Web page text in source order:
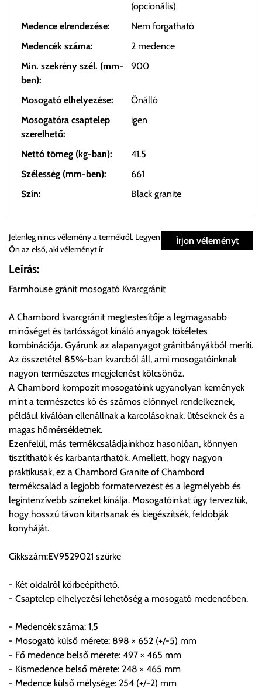
(opcionális)
Medence elrendezése:
Nem forgatható
Medencék száma:
2 medence
Min. szekrény szél. (mm-
ben):
900
Mosogató elhelyezése:
Önálló
Mosogatóra csaptelep
szerelhető:
igen
Nettó tömeg (kg-ban):
41.5
Szélesség (mm-ben):
661
Szín:
Black granite
Személyes átvétel:
Önnek lehetősége van rendelését a beérkezést követően
előre egyeztetett időpontban.
Cím:1133 Budapest, Váci út 100.
Szállítási díjak:
Az oldalunkon rendelés esetén, amennyiben szállítást is kér,
úgy esetenként több lehetőséget ajánl fel a program. Kérjük, a
vásárolt árú figyelembevételével az önnek megfelelő szállítási
költséget válassza ki.
Amennyiben nem biztos választásában, vagy a program
automatikusan nem ajánl fel szállítási költséget, úgy válassza
a 0.- forintos szállítást, kollégáink megvizsgálják a vásárolt
termék adatait, majd visszaigazolják a szállítás költségét.
Ingyenes szállítási lehetőség nincs!
Egyes termékek súlyát a program nem ismeri, rendelés esetén
a központ igazolja vissza. Amennyiben a költséget az Ön által
visszaigazolástól számított 24 órán belül a terméket
módosítását.
KERÁMIA TERMÉKEK SZÁLLÍTATÁSA NEM, VAGY CSAK
A MEGRENDELŐ KIFEJEZETT KÉRÉSÉRE ÉS
FELELŐSSÉGÉRE LEHETSÉGES!!
Egyéb leírások:
Írjon véleményt
Jelenleg nincs vélemény a termékről. Legyen
Ön az első, aki véleményt ír
Leírás:
Farmhouse gránit mosogató Kvarcgránit
A Chambord kvarcgránit megtestesítője a legmagasabb
minőséget és tartósságot kínáló anyagok tökéletes
kombinációja. Gyárunk az alapanyagot gránitbányákból meríti.
Az összetétel 85%-ban kvarcból áll, ami mosogatóinknak
nagyon természetes megjelenést kölcsönöz.
A Chambord kompozit mosogatóink ugyanolyan kemények
mint a természetes kő és számos előnnyel rendelkeznek,
például kiválóan ellenállnak a karcolásoknak, ütéseknek és a
magas hőmérsékletnek.
Ezenfelül, más termékcsaládjainkhoz hasonlóan, könnyen
tisztíthatók és karbantarthatók. Amellett, hogy nagyon
praktikusak, ez a Chambord Granite of Chambord
termékcsalád a legjobb formatervezést és a legmélyebb és
legintenzívebb színeket kínálja. Mosogatóinkat úgy terveztük,
hogy hosszú távon kitartsanak és kiegészítsék, feldobják
konyháját.
Cikkszám:EV9529021 szürke
- Két oldalról körbeépíthető.
- Csaptelep elhelyezési lehetőség a mosogató medencében.
- Medencék száma: 1,5
- Mosogató külső mérete: 898 × 652 (+/-5) mm
- Fő medence belső mérete: 497 × 465 mm
- Kismedence belső mérete: 248 × 465 mm
- Medence külső mélysége: 254 (+/-2) mm